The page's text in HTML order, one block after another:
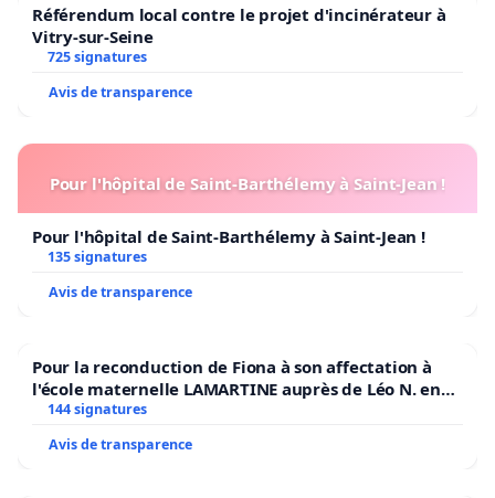
Référendum local contre le projet d'incinérateur à
Vitry-sur-Seine
725 signatures
Avis de transparence
Pour l'hôpital de Saint-Barthélemy à Saint-Jean !
Pour l'hôpital de Saint-Barthélemy à Saint-Jean !
135 signatures
Avis de transparence
Pour la reconduction de Fiona à son affectation à
l'école maternelle LAMARTINE auprès de Léo N. en
2026/2027
144 signatures
Avis de transparence